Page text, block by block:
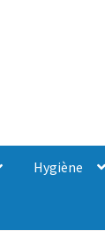
Hygiène